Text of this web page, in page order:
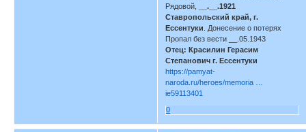
Рядовой,
__.__.1921
Ставропольский край, г.
Ессентуки . Донесение о потерях
Пропал без вести __.05.1943
Отец: Красилин Герасим
Степанович г. Ессентуки
https://pamyat-
naroda.ru/heroes/memoria …
ie59113401
0